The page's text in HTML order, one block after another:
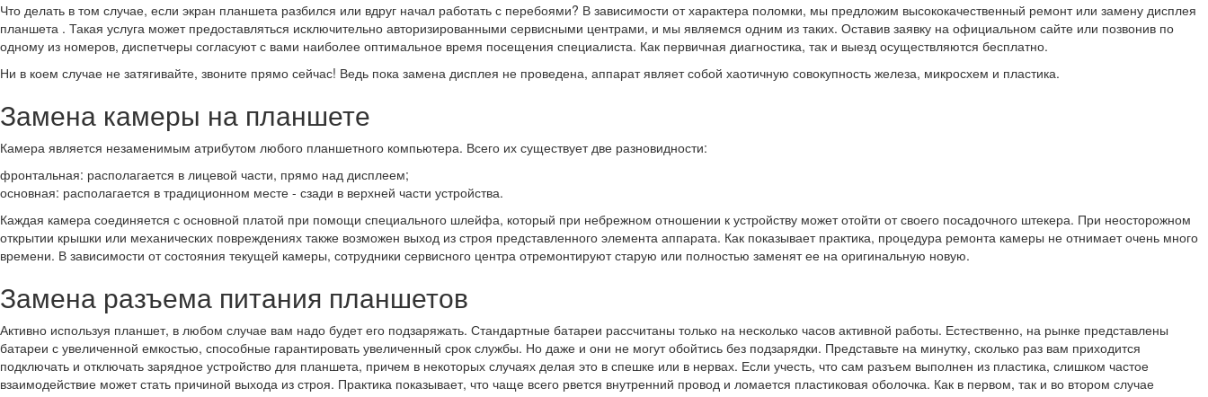
Что делать в том случае, если экран планшета разбился или вдруг начал работать с перебоями? В зависимости от характера поломки, мы предложим высококачественный ремонт или замену дисплея
планшета . Такая услуга может предоставляться исключительно авторизированными сервисными центрами, и мы являемся одним из таких. Оставив заявку на официальном сайте или позвонив по
одному из номеров, диспетчеры согласуют с вами наиболее оптимальное время посещения специалиста. Как первичная диагностика, так и выезд осуществляются бесплатно.
Ни в коем случае не затягивайте, звоните прямо сейчас! Ведь пока замена дисплея не проведена, аппарат являет собой хаотичную совокупность железа, микросхем и пластика.
Замена камеры на планшете
Камера является незаменимым атрибутом любого планшетного компьютера. Всего их существует две разновидности:
фронтальная: располагается в лицевой части, прямо над дисплеем;
основная: располагается в традиционном месте - сзади в верхней части устройства.
Каждая камера соединяется с основной платой при помощи специального шлейфа, который при небрежном отношении к устройству может отойти от своего посадочного штекера. При неосторожном
открытии крышки или механических повреждениях также возможен выход из строя представленного элемента аппарата. Как показывает практика, процедура ремонта камеры не отнимает очень много
времени. В зависимости от состояния текущей камеры, сотрудники сервисного центра отремонтируют старую или полностью заменят ее на оригинальную новую.
Замена разъема питания планшетов
Активно используя планшет, в любом случае вам надо будет его подзаряжать. Стандартные батареи рассчитаны только на несколько часов активной работы. Естественно, на рынке представлены
батареи с увеличенной емкостью, способные гарантировать увеличенный срок службы. Но даже и они не могут обойтись без подзарядки. Представьте на минутку, сколько раз вам приходится
подключать и отключать зарядное устройство для планшета, причем в некоторых случаях делая это в спешке или в нервах. Если учесть, что сам разъем выполнен из пластика, слишком частое
взаимодействие может стать причиной выхода из строя. Практика показывает, что чаще всего рвется внутренний провод и ломается пластиковая оболочка. Как в первом, так и во втором случае